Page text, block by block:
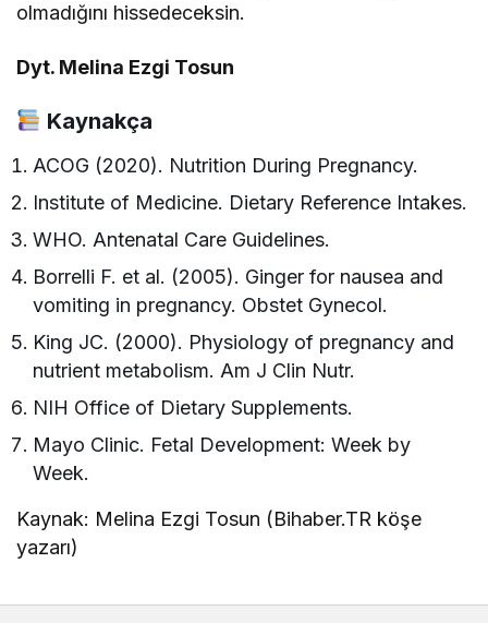
olmadığını hissedeceksin.
Dyt. Melina Ezgi Tosun
Kaynakça
ACOG (2020). Nutrition During Pregnancy.
Institute of Medicine. Dietary Reference Intakes.
WHO. Antenatal Care Guidelines.
Borrelli F. et al. (2005). Ginger for nausea and
vomiting in pregnancy. Obstet Gynecol.
King JC. (2000). Physiology of pregnancy and
nutrient metabolism. Am J Clin Nutr.
NIH Office of Dietary Supplements.
Mayo Clinic. Fetal Development: Week by
Week.
Kaynak: Melina Ezgi Tosun (Bihaber.TR köşe
yazarı)